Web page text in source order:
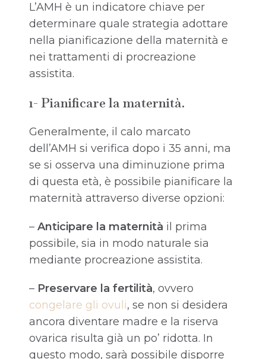
L’AMH è un indicatore chiave per
determinare quale strategia adottare
nella pianificazione della maternità e
nei trattamenti di procreazione
assistita.
1- Pianificare la maternità.
Generalmente, il calo marcato
dell’AMH si verifica dopo i 35 anni, ma
se si osserva una diminuzione prima
di questa età, è possibile pianificare la
maternità attraverso diverse opzioni:
– Anticipare la maternità il prima
possibile, sia in modo naturale sia
mediante procreazione assistita.
– Preservare la fertilità, ovvero
congelare gli ovuli, se non si desidera
ancora diventare madre e la riserva
ovarica risulta già un po’ ridotta. In
questo modo, sarà possibile disporre